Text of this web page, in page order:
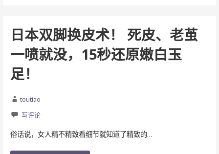
日本双脚换皮术！ 死皮、老茧
一喷就没，15秒还原嫩白玉
足！
toutiao
写评论
俗话说，女人精不精致看细节就知道了精致的…